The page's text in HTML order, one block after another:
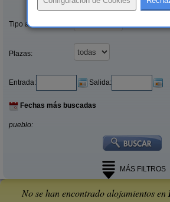
Tipo alquiler:
Plazas:
Entrada: Salida:
Fechas más buscadas
pueblo:
MÁS FILTROS
No se han encontrado alojamientos en